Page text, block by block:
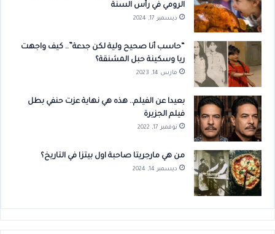
الرومي في رأس السنة
ديسمبر 17, 2024
“حاسب أنا صحيح ولية لكن جدعة”.. كيف واجهت
ريا وسكينة حبل المشنقة؟
مارس 14, 2023
بعيدا عن الفيلم.. هذه هي نهاية عزت حنفي بطل
فيلم الجزيرة
نوفمبر 17, 2022
من هي مارجريتا صاحبة اول بيتزا في التاريخ؟
ديسمبر 14, 2024